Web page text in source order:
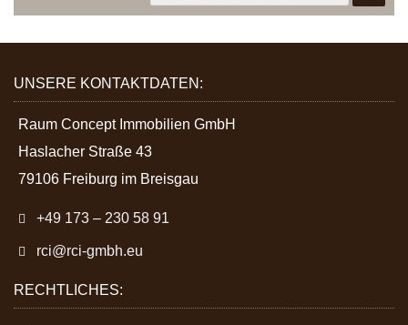
UNSERE KONTAKTDATEN:
Raum Concept Immobilien GmbH
Haslacher Straße 43
79106 Freiburg im Breisgau
+49 173 – 230 58 91
rci@rci-gmbh.eu
RECHTLICHES: